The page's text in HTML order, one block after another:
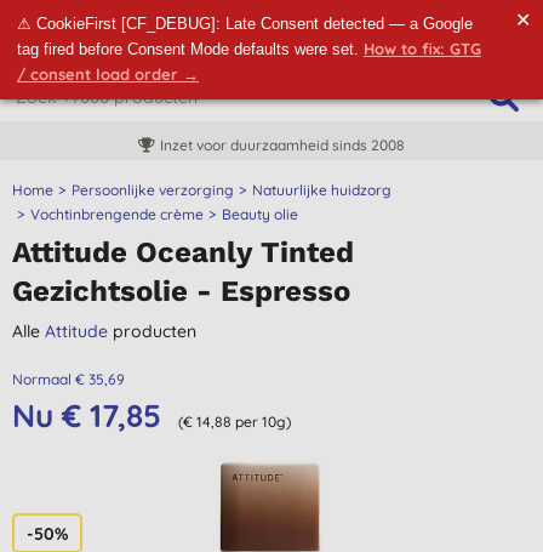
⚠ CookieFirst [CF_DEBUG]: Late Consent detected — a Google
tag fired before Consent Mode defaults were set. How to fix: GTG
/ consent load order →
✕
Inzet voor duurzaamheid sinds 2008
Home Persoonlijke verzorging
Natuurlijke huidzorg
Vochtinbrengende crème
Beauty olie
Attitude Oceanly Tinted
Gezichtsolie - Espresso
Alle Attitude producten
Normaal € 35,69
Nu € 17,85 (€ 14,88 per 10g)
-50%